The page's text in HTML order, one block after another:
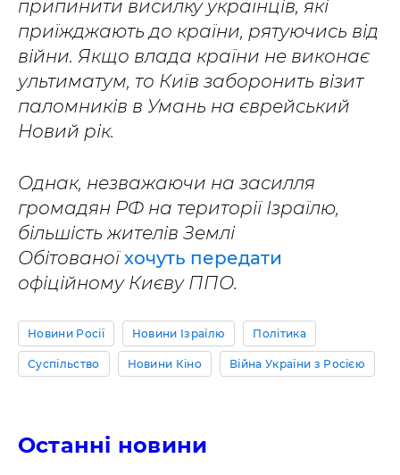
припинити висилку українців, які
приїжджають до країни, рятуючись від
війни. Якщо влада країни не виконає
ультиматум, то Київ заборонить візит
паломників в Умань на єврейський
Новий рік.
Однак, незважаючи на засилля
громадян РФ на території Ізраїлю,
більшість жителів Землі
Обітованоїхочуть передати
офіційному Києву ППО.
Новини Росії Новини Ізраїлю Політика
Суспільство Новини Кіно Війна України з Росією
Останні новини